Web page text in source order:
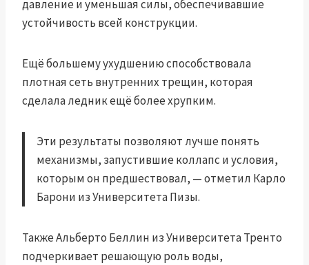
давление и уменьшая силы, обеспечивавшие
устойчивость всей конструкции.
Ещё большему ухудшению способствовала
плотная сеть внутренних трещин, которая
сделала ледник ещё более хрупким.
Эти результаты позволяют лучше понять
механизмы, запустившие коллапс и условия,
которым он предшествовал, — отметил Карло
Барони из Университета Пизы.
Также Альберто Беллин из Университета Тренто
подчеркивает решающую роль воды,